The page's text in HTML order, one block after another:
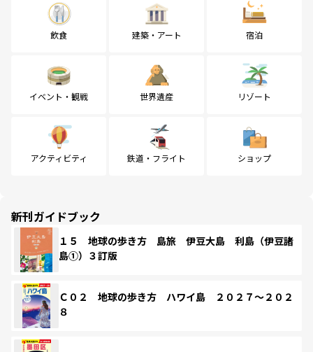
飲食 建築・アート 宿泊
イベント・観戦 世界遺産 リゾート
アクティビティ 鉄道・フライト ショップ
新刊ガイドブック
１５ 地球の歩き方 島旅 伊豆大島 利島（伊豆諸
島①）３訂版
Ｃ０２ 地球の歩き方 ハワイ島 ２０２７～２０２
８